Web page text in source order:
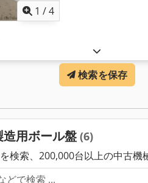
1 /4
検索を保存
用ボール盤 (6)
索、200,000台以上の中古機